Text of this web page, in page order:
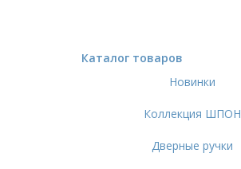
Каталог товаров
Новинки
Коллекция ШПОН
Дверные ручки